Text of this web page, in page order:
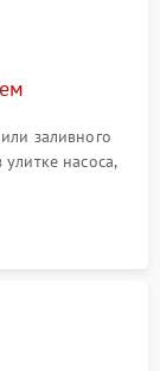
заливного
насоса,
платы
проводки.